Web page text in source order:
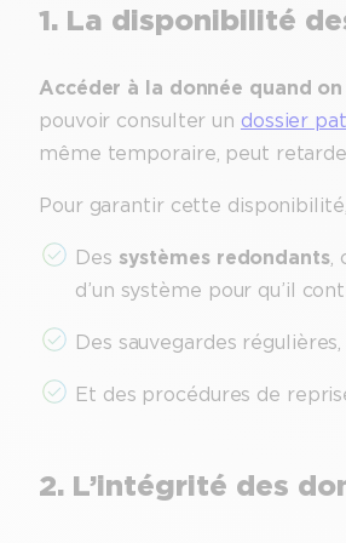
1. La disponibilité
Accéder à la donnée quand
pouvoir consulter un dossier
même temporaire, peut
Pour garantir cette
Des systèmes redondants,
d’un système pour qu’il
Des sauvegardes régulières,
Et des procédures de
2. L’intégrité des